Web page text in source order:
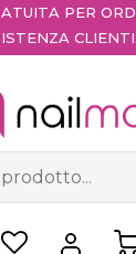
PER
CLIENTI: